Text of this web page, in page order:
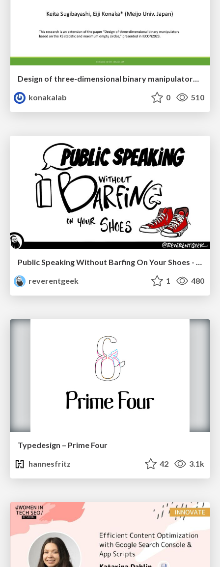
Design of three-dimensional binary manipulators for pick-and-place task avoiding obstacles (IECON2024)
konakalab
0 510
reverentgeek
1 480
Typedesign – Prime Four
hannesfritz
42 3.1k